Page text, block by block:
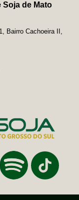
de Mato
Bairro Cachoeira II,